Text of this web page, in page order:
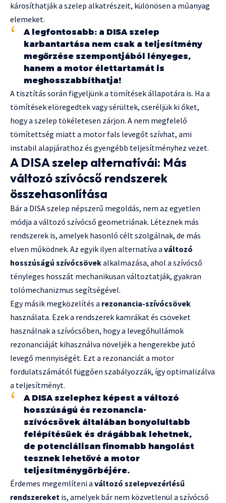
károsíthatják a szelep alkatrészeit, különösen a műanyag
elemeket.
A legfontosabb: a DISA szelep
karbantartása nem csak a teljesítmény
megőrzése szempontjából lényeges,
hanem a motor élettartamát is
meghosszabbíthatja!
A tisztítás során figyeljünk a tömítések állapotára is. Ha a
tömítések elöregedtek vagy sérültek, cseréljük ki őket,
hogy a szelep tökéletesen zárjon. A nem megfelelő
tömítettség miatt a motor fals levegőt szívhat, ami
instabil alapjárathoz és gyengébb teljesítményhez vezet.
A DISA szelep alternatívái: Más
változó szívócső rendszerek
összehasonlítása
Bár a DISA szelep népszerű megoldás, nem az egyetlen
módja a változó szívócső geometriának. Léteznek más
rendszerek is, amelyek hasonló célt szolgálnak, de más
elven működnek. Az egyik ilyen alternatíva a változó
hosszúságú szívócsövekalkalmazása, ahol a szívócső
tényleges hosszát mechanikusan változtatják, gyakran
tolómechanizmus segítségével.
Egy másik megközelítés a rezonancia-szívócsövek
használata. Ezek a rendszerek kamrákat és csöveket
használnak a szívócsőben, hogy a levegőhullámok
rezonanciáját kihasználva növeljék a hengerekbe jutó
levegő mennyiségét. Ezt a rezonanciát a motor
fordulatszámától függően szabályozzák, így optimalizálva
a teljesítményt.
A DISA szelephez képest a változó
hosszúságú és rezonancia-
szívócsövek általában bonyolultabb
felépítésűek és drágábbak lehetnek,
de potenciálisan finomabb hangolást
tesznek lehetővé a motor
teljesítménygörbéjére.
Érdemes megemlíteni a változó szelepvezérlésű
rendszereket is, amelyek bár nem közvetlenül a szívócső